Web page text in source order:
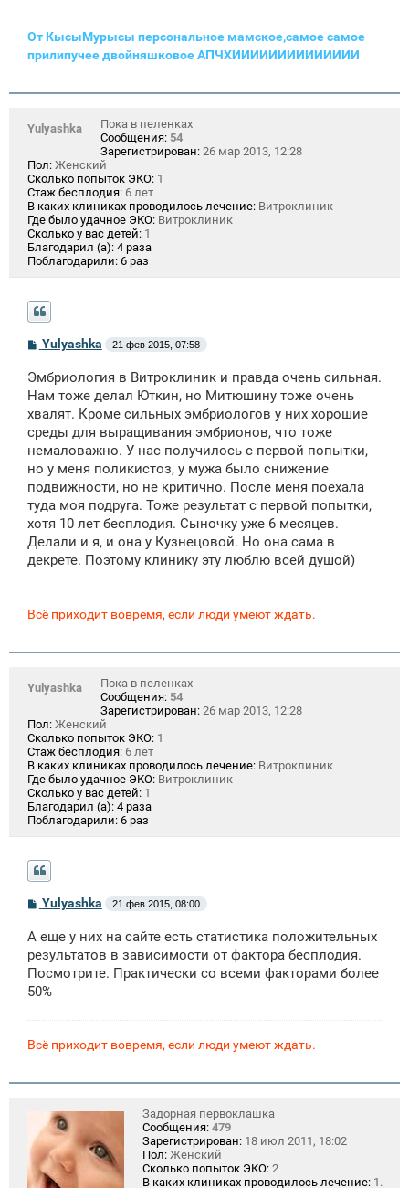
От КысыМурысы персональное мамское,самое самое
прилипучее двойняшковое АПЧХИИИИИИИИИИИИИИ
Yulyashka
Пока в пеленках
Сообщения: 54
Зарегистрирован: 26 мар 2013, 12:28
Пол: Женский
Сколько попыток ЭКО: 1
Стаж бесплодия: 6 лет
В каких клиниках проводилось лечение: Витроклиник
Где было удачное ЭКО: Витроклиник
Сколько у вас детей: 1
Благодарил (а): 4 раза
Поблагодарили: 6 раз
С
о
б
щ
н
и
Yulyashka 21 фев 2015, 07:58
Эмбриология в Витроклиник и правда очень сильная.
Нам тоже делал Юткин, но Митюшину тоже очень
хвалят. Кроме сильных эмбриологов у них хорошие
среды для выращивания эмбрионов, что тоже
немаловажно. У нас получилось с первой попытки,
но у меня поликистоз, у мужа было снижение
подвижности, но не критично. После меня поехала
туда моя подруга. Тоже результат с первой попытки,
хотя 10 лет бесплодия. Сыночку уже 6 месяцев.
Делали и я, и она у Кузнецовой. Но она сама в
декрете. Поэтому клинику эту люблю всей душой)
Всё приходит вовремя, если люди умеют ждать.
Yulyashka
Пока в пеленках
Сообщения: 54
Зарегистрирован: 26 мар 2013, 12:28
Пол: Женский
Сколько попыток ЭКО: 1
Стаж бесплодия: 6 лет
В каких клиниках проводилось лечение: Витроклиник
Где было удачное ЭКО: Витроклиник
Сколько у вас детей: 1
Благодарил (а): 4 раза
Поблагодарили: 6 раз
С
о
б
щ
н
и
Yulyashka 21 фев 2015, 08:00
А еще у них на сайте есть статистика положительных
результатов в зависимости от фактора бесплодия.
Посмотрите. Практически со всеми факторами более
50%
Всё приходит вовремя, если люди умеют ждать.
Задорная первоклашка
Сообщения: 479
Зарегистрирован: 18 июл 2011, 18:02
Пол: Женский
Сколько попыток ЭКО: 2
В каких клиниках проводилось лечение: 1.